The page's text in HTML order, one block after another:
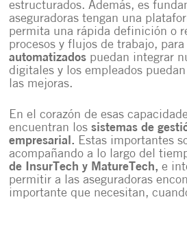
estructurados. Además, es
aseguradoras tengan una
permita una rápida definición o
procesos y flujos de trabajo,
automatizados puedan integrar
digitales y los empleados
las mejoras.
En el corazón de esas
encuentran lossistemas de
empresarial. Estas importantes
acompañando a lo largo del
de InsurTech y MatureTech, e
permitir a las aseguradoras
importante que necesitan,